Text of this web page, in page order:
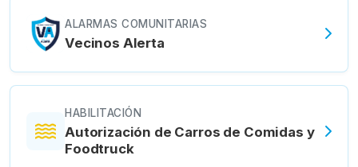
ALARMAS COMUNITARIAS
Vecinos Alerta
HABILITACIÓN
Autorización de Carros de Comidas y
Foodtruck